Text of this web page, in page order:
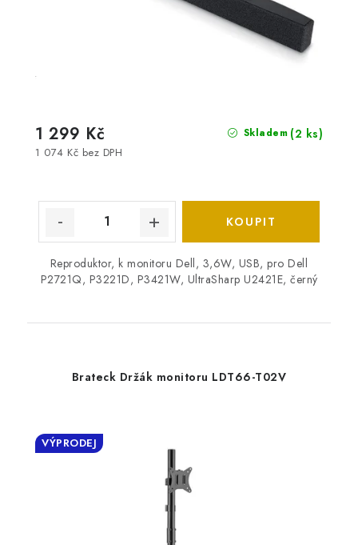
Skladem (2 ks)
1 074 Kč bez DPH
1 299 Kč
Reproduktor, k monitoru Dell, 3,6W, USB, pro Dell
P2721Q, P3221D, P3421W, UltraSharp U2421E, černý
Brateck Držák monitoru LDT66-T02V
VÝPRODEJ